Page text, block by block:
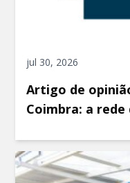
jul 30, 2026
Artigo de
Coimbra: a